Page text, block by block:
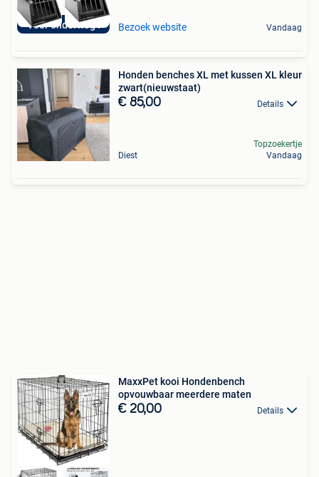
Voor onderweg ! Bezoek website Vandaag
Honden benches XL met kussen XL kleur
zwart(nieuwstaat)
€ 85,00 Details
Diest
Topzoekertje
Vandaag
MaxxPet kooi Hondenbench
opvouwbaar meerdere maten
€ 20,00 Details